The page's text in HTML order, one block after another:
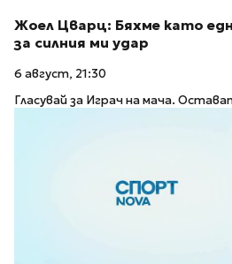
Жоел Цварц: Бяхме като
за силния ми удар
6 август, 21:30
Гласувай за Играч на мача.